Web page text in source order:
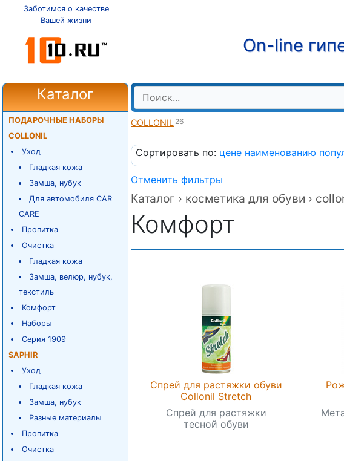
Заботимся о качестве
Вашей жизни
On-line
Каталог
ПОДАРОЧНЫЕ НАБОРЫ
COLLONIL
Уход
Гладкая кожа
Замша, нубук
Для автомобиля CAR
CARE
Пропитка
Очистка
Гладкая кожа
Замша, велюр, нубук,
текстиль
Комфорт
Наборы
Серия 1909
SAPHIR
Уход
Гладкая кожа
Замша, нубук
Разные материалы
Пропитка
Очистка
COLLONIL 26
Сортировать по: цене наименованию
Отменить фильтры
Каталог › косметика для обуви ›
Комфорт
Спрей для растяжки обуви
Collonil Stretch
Спрей для растяжки
тесной обуви